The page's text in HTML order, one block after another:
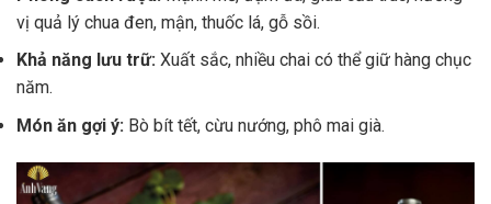
vị quả lý chua đen, mận, thuốc lá, gỗ sồi.
Khả năng lưu trữ: Xuất sắc, nhiều chai có thể giữ hàng chục
năm.
Món ăn gợi ý: Bò bít tết, cừu nướng, phô mai già.